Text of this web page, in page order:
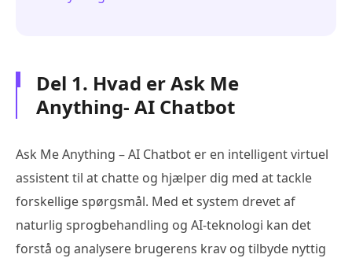
Del 1. Hvad er Ask Me
Anything- AI Chatbot
Ask Me Anything – AI Chatbot er en intelligent virtuel
assistent til at chatte og hjælper dig med at tackle
forskellige spørgsmål. Med et system drevet af
naturlig sprogbehandling og AI-teknologi kan det
forstå og analysere brugerens krav og tilbyde nyttig